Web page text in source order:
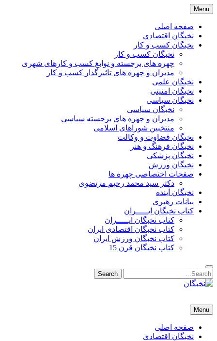
Skip
to
content
Menu
صفحه اصلی
نخبگان اقتصادی
نخبگان کسب و کار
نخبگان کسب و کار
چهره های برجسته و نوابغ کسب و کارهای شهری
مدیران و چهره های تاثیرگذار کسب و کار
نخبگان علمی
نخبگان امنیتی
نخبگان سیاسی
نخبگان سیاسی
مدیران و چهره های برجسته سیاسی
منتخبین شوراهای اسلامی
نخبگان قضاوت و وکالت
نخبگان فرهنگ و هنر
نخبگان پزشکی
نخبگان ورزش
صفحات اختصاصی چهره ها
دکتر سید محمد رحیم مرتضوی
نخبگان آینده
بیانات رهبری
کتاب نخبگان ایـــــران
کتاب نخبگان ایـــــران
کتاب نخبگان اقتصادی ایران
کتاب نخبگان ورزش ایران
کتاب نخبگان قرن 15
Search
for:
Search
نخبگان تایمز/ کتاب نخبگان + پورتال رسمی کتاب نخبگان ایران –
ورزش ایران – کتاب نخبگان کسب و کار ایران – کتاب نخبگان ایران
Menu
صفحه اصلی
نخبگان اقتصادی